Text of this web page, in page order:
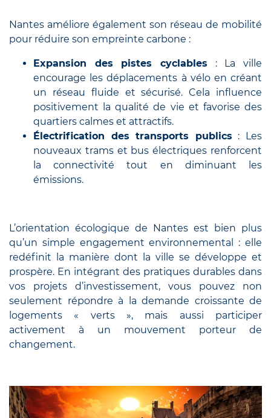
Nantes améliore également son réseau de mobilité
pour réduire son empreinte carbone :
Expansion des pistes cyclables : La ville
encourage les déplacements à vélo en créant
un réseau fluide et sécurisé. Cela influence
positivement la qualité de vie et favorise des
quartiers calmes et attractifs.
Électrification des transports publics : Les
nouveaux trams et bus électriques renforcent
la connectivité tout en diminuant les
émissions.
L’orientation écologique de Nantes est bien plus
qu’un simple engagement environnemental : elle
redéfinit la manière dont la ville se développe et
prospère. En intégrant des pratiques durables dans
vos projets d’investissement, vous pouvez non
seulement répondre à la demande croissante de
logements « verts », mais aussi participer
activement à un mouvement porteur de
changement.